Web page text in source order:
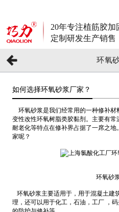
20年专注植筋胶加
定制研发生产销售
环氧
如何选择环氧砂浆厂家？
环氧砂浆是我们经常用的一种修补材
变性改性环氧树脂类胶黏剂。主要有常
耐老化等特点在修补界占据了一席之
家呢？
环氧砂
环氧砂浆主要适用于，用于混凝土建
理，还可以用于化工，石油，工厂 ，